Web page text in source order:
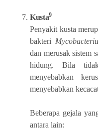
Kusta9
Penyakit kusta
bakteri
dan merusak sistem
hidung. Bila
menyebabkan
menyebabkan
Beberapa gejala
antara lain: